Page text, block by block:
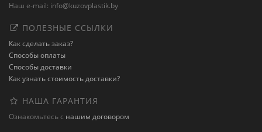
Наш e-mail: info@kuzovplastik.by
ПОЛЕЗНЫЕ ССЫЛКИ
Как сделать заказ?
Способы оплаты
Способы доставки
Как узнать стоимость доставки?
НАША ГАРАНТИЯ
Ознакомьтесь с нашим договором